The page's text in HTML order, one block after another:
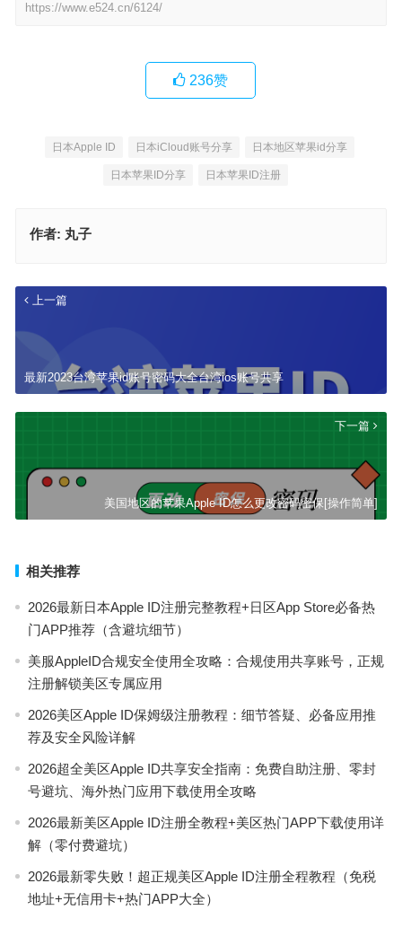
https://www.e524.cn/6124/
236赞
日本Apple ID 日本iCloud账号分享 日本地区苹果id分享
日本苹果ID分享 日本苹果ID注册
作者: 丸子
上一篇
最新2023台湾苹果id账号密码大全台湾ios账号共享
下一篇
美国地区的苹果Apple ID怎么更改密码密保[操作简单]
相关推荐
2026最新日本Apple ID注册完整教程+日区App Store必备热
门APP推荐（含避坑细节）
美服AppleID合规安全使用全攻略：合规使用共享账号，正规
注册解锁美区专属应用
2026美区Apple ID保姆级注册教程：细节答疑、必备应用推
荐及安全风险详解
2026超全美区Apple ID共享安全指南：免费自助注册、零封
号避坑、海外热门应用下载使用全攻略
2026最新美区Apple ID注册全教程+美区热门APP下载使用详
解（零付费避坑）
2026最新零失败！超正规美区Apple ID注册全程教程（免税
地址+无信用卡+热门APP大全）